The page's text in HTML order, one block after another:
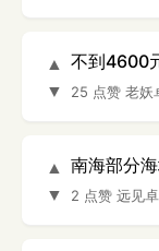
▲
▼
不到4600
25 点赞 老妖
▲
▼
南海部分
2 点赞 远见